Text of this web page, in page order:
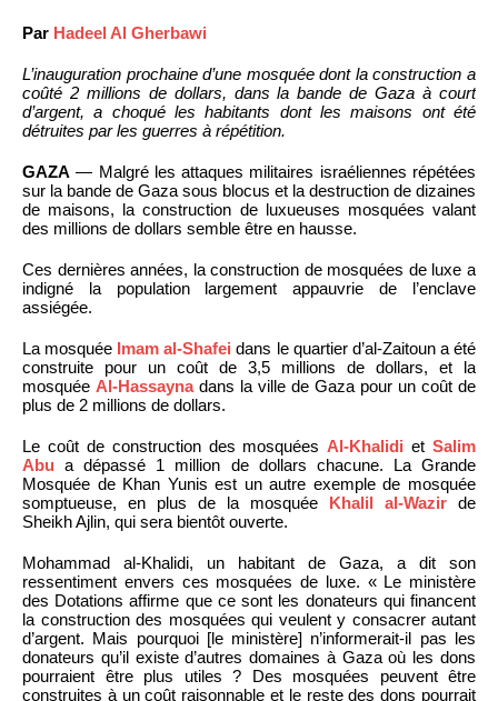
Par Hadeel Al Gherbawi
L’inauguration prochaine d’une mosquée dont la construction a
coûté 2 millions de dollars, dans la bande de Gaza à court
d’argent, a choqué les habitants dont les maisons ont été
détruites par les guerres à répétition.
GAZA — Malgré les attaques militaires israéliennes répétées
sur la bande de Gaza sous blocus et la destruction de dizaines
de maisons, la construction de luxueuses mosquées valant
des millions de dollars semble être en hausse.
Ces dernières années, la construction de mosquées de luxe a
indigné la population largement appauvrie de l’enclave
assiégée.
La mosquée Imam al-Shafei dans le quartier d’al-Zaitoun a été
construite pour un coût de 3,5 millions de dollars, et la
mosquée Al-Hassaynadans la ville de Gaza pour un coût de
plus de 2 millions de dollars.
Le coût de construction des mosquées Al-Khalidi et Salim
Abu a dépassé 1 million de dollars chacune. La Grande
Mosquée de Khan Yunis est un autre exemple de mosquée
somptueuse, en plus de la mosquée Khalil al-Wazir de
Sheikh Ajlin, qui sera bientôt ouverte.
Mohammad al-Khalidi, un habitant de Gaza, a dit son
ressentiment envers ces mosquées de luxe. « Le ministère
des Dotations affirme que ce sont les donateurs qui financent
la construction des mosquées qui veulent y consacrer autant
d’argent. Mais pourquoi [le ministère] n’informerait-il pas les
donateurs qu’il existe d’autres domaines à Gaza où les dons
pourraient être plus utiles ? Des mosquées peuvent être
construites à un coût raisonnable et le reste des dons pourrait